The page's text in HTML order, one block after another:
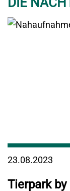
23.08.2023
Tierpark